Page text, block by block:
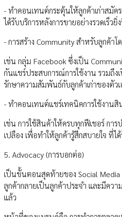
- ทำคอนเทนต์กระตุ้นให้ลูกค้าเก่าสมั
ได้รับบริการหลังการขายอย่างรวดเร็วยิ่
- การสร้าง Community สำหรับลูกค้าโ
เช่น กลุ่ม Facebook ซึ่งเป็น
กันแชร์ประสบการณ์การใช้งาน รวมถึ
รักษาความสัมพันธ์กับลูกค้าเก่าของตัวเ
- ทำคอนเทนต์แชร์เทคนิคการใช้งานสิ
เช่น การใช้สินค้าให้ครบทุกฟีเชอร์ กา
เปลือง เพื่อทำให้ลูกค้ารู้สึกสบายใจ ที่ไ
5. Advocacy (การบอกต่อ)
เป็นขั้นตอนสุดท้ายของ Social
ลูกค้ากลายเป็นลูกค้าประจำ และมีคว
แล้ว